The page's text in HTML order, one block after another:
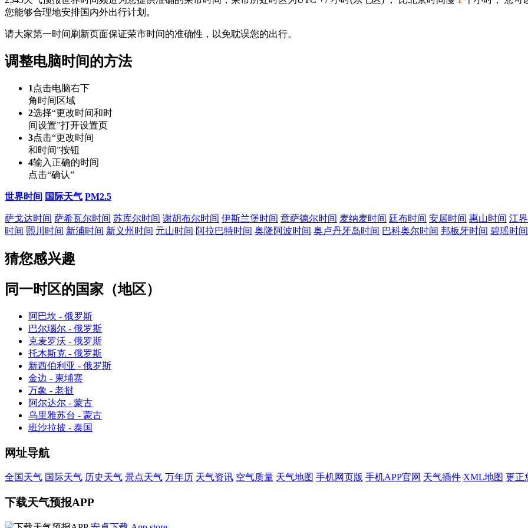
您能够合理地安排国内外出行计划。
请大家第一时间刷新页面保证荣市时间的准确性，以免耽误您的出行。
调整电脑时间的方法
1 点击电脑右下
角时间区域
2选择“更改时间和时
间设置”打开设置页
3点击“更改时间
和时间”按钮
4输入正确的时间
点击“确认”
世界时间 国际天气 PM2.5
萨戈达时间 萨希瓦尔时间 苏库尔时间 谢胡布尔时间 伊斯兰堡时间 章萨德尔时间 麦纳麦时间 廷布时间 安居时间 惠山时间 江
时间 熙川时间 新浦时间 新义州时间 元山时间 阿拉巴特时间 奥隆阿波时间 奥卢丹牙岛时间 巴科奥尔时间 邦板牙时间 碧瑶时间
猜您感兴趣
同一时区的国家（地区）
阿巴坎 - 俄罗斯
巴尔瑙尔 - 俄罗斯
克麦罗沃 - 俄罗斯
托木斯克 - 俄罗斯
新西伯利亚 - 俄罗斯
金边 - 柬埔寨
万象 - 老挝
阿尔达尔 - 蒙古
乌里雅苏台 - 蒙古
班沙拉披 - 泰国
网址导航
全国天气 国际天气 历史天气 景点天气 万年历 天气资讯 空气质量 天气地图 手机网页版 手机APP官网 天气插件 XML地图 更正
下载天气预报APP